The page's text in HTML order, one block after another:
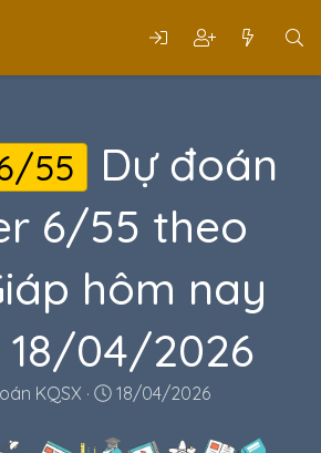
55
Dự đoán
6/55 theo
hôm nay
18/04/2026
KQSX
N
à
18/04/2026